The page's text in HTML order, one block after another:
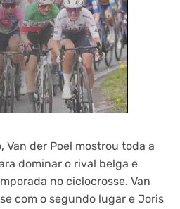
der Poel mostrou toda a
dominar o rival belga e
no ciclocrosse. Van
com o segundo lugar e Joris